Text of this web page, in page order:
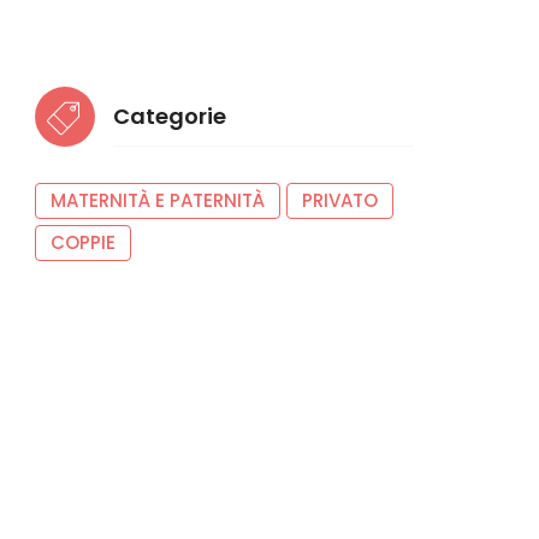
Categorie
MATERNITÀ E PATERNITÀ
PRIVATO
COPPIE